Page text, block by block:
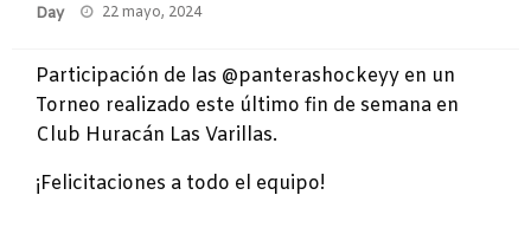
Day
Publicado
22 mayo, 2024
Participación de las @panterashockeyy en un
Torneo realizado este último fin de semana en
Club Huracán Las Varillas.
¡Felicitaciones a todo el equipo!